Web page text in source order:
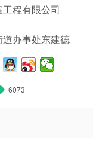
程有限公司
办事处东建德
6073